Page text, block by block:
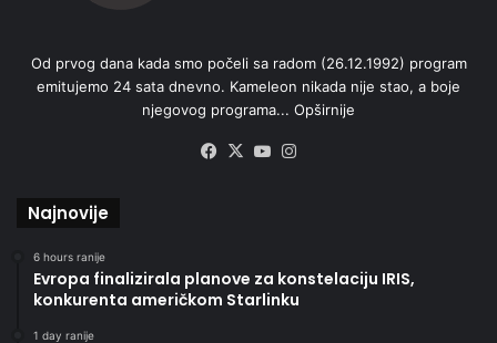
Od prvog dana kada smo počeli sa radom (26.12.1992) program
emitujemo 24 sata dnevno. Kameleon nikada nije stao, a boje
njegovog programa... Opširnije
Facebook
X YouTube
Najnovije
6 hours ranije
Evropa finalizirala planove za konstelaciju IRIS,
konkurenta američkom Starlinku
1 day ranije